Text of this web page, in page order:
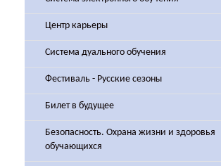
Центр карьеры
Система дуального обучения
Фестиваль - Русские сезоны
Билет в будущее
Безопасность. Охрана жизни и здоровья
обучающихся